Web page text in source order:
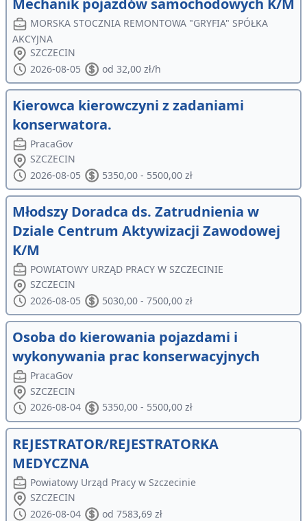
Mechanik pojazdów samochodowych K/M
MORSKA STOCZNIA REMONTOWA "GRYFIA" SPÓŁKA
AKCYJNA
SZCZECIN
2026-08-05
od 32,00 zł/h
Kierowca kierowczyni z zadaniami
konserwatora.
PracaGov
SZCZECIN
2026-08-05
5350,00 - 5500,00 zł
Młodszy Doradca ds. Zatrudnienia w
Dziale Centrum Aktywizacji Zawodowej
K/M
POWIATOWY URZĄD PRACY W SZCZECINIE
SZCZECIN
2026-08-05
5030,00 - 7500,00 zł
Osoba do kierowania pojazdami i
wykonywania prac konserwacyjnych
PracaGov
SZCZECIN
2026-08-04
5350,00 - 5500,00 zł
REJESTRATOR/REJESTRATORKA
MEDYCZNA
Powiatowy Urząd Pracy w Szczecinie
SZCZECIN
2026-08-04
od 7583,69 zł